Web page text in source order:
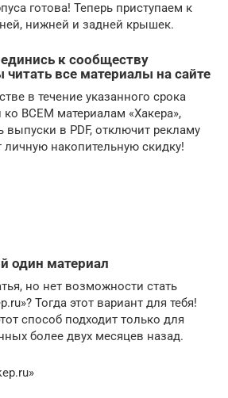
готова! Теперь приступаем к
нижней и задней крышек.
к сообществу
читать все материалы на сайте
в течение указанного срока
ко ВСЕМ материалам «Хакера»,
выпуски в PDF, отключит рекламу
личную накопительную скидку!
один материал
но нет возможности стать
Тогда этот вариант для тебя!
способ подходит только для
более двух месяцев назад.